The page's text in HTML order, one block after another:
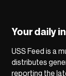
Your daily
USS Feed is a
distributes
reporting the